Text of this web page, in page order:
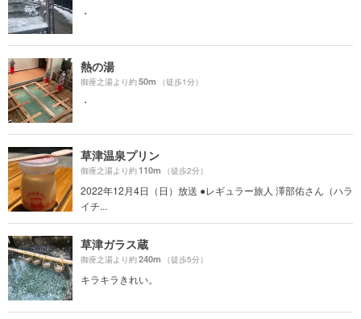
・
熱の湯
御座之湯より約50m （徒歩1分）
・
草津温泉プリン
御座之湯より約110m （徒歩2分）
2022年12月4日（日）放送 ●レギュラー旅人 澤部佑さん（ハラ
イチ...
草津ガラス蔵
御座之湯より約240m （徒歩5分）
キラキラきれい。